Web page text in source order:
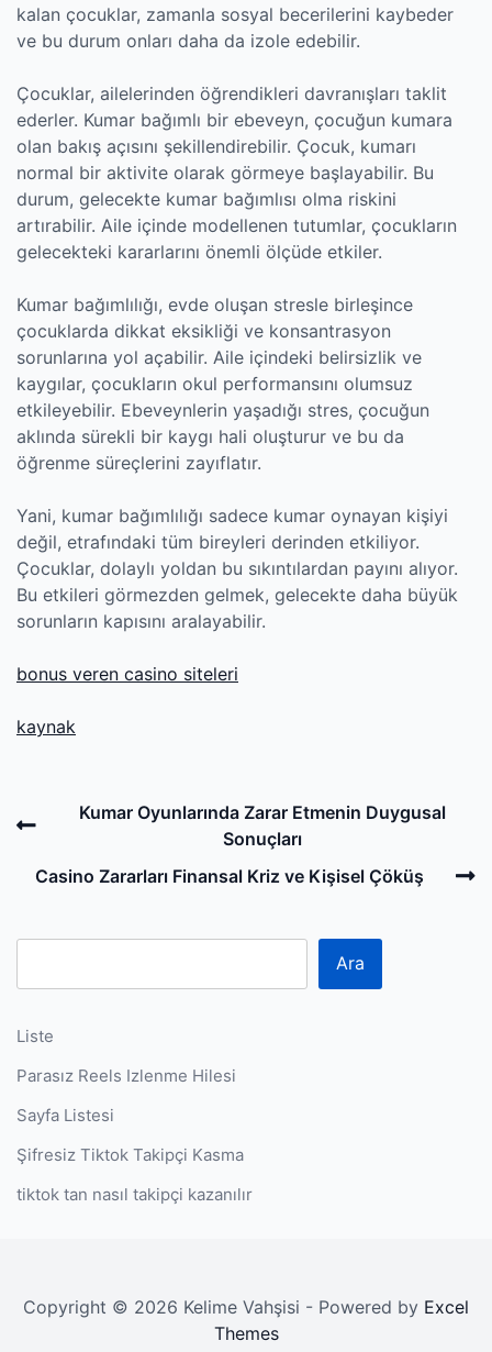
kalan çocuklar, zamanla sosyal becerilerini kaybeder
ve bu durum onları daha da izole edebilir.
Çocuklar, ailelerinden öğrendikleri davranışları taklit
ederler. Kumar bağımlı bir ebeveyn, çocuğun kumara
olan bakış açısını şekillendirebilir. Çocuk, kumarı
normal bir aktivite olarak görmeye başlayabilir. Bu
durum, gelecekte kumar bağımlısı olma riskini
artırabilir. Aile içinde modellenen tutumlar, çocukların
gelecekteki kararlarını önemli ölçüde etkiler.
Kumar bağımlılığı, evde oluşan stresle birleşince
çocuklarda dikkat eksikliği ve konsantrasyon
sorunlarına yol açabilir. Aile içindeki belirsizlik ve
kaygılar, çocukların okul performansını olumsuz
etkileyebilir. Ebeveynlerin yaşadığı stres, çocuğun
aklında sürekli bir kaygı hali oluşturur ve bu da
öğrenme süreçlerini zayıflatır.
Yani, kumar bağımlılığı sadece kumar oynayan kişiyi
değil, etrafındaki tüm bireyleri derinden etkiliyor.
Çocuklar, dolaylı yoldan bu sıkıntılardan payını alıyor.
Bu etkileri görmezden gelmek, gelecekte daha büyük
sorunların kapısını aralayabilir.
bonus veren casino siteleri
kaynak
PreviousKumar Oyunlarında Zarar Etmenin Duygusal
Sonuçları
Casino Zararları Finansal Kriz ve Kişisel Çöküş
Ara
Liste
Parasız Reels Izlenme Hilesi
Sayfa Listesi
Şifresiz Tiktok Takipçi Kasma
tiktok tan nasıl takipçi kazanılır
Copyright © 2026 Kelime Vahşisi - Powered by Excel
Themes